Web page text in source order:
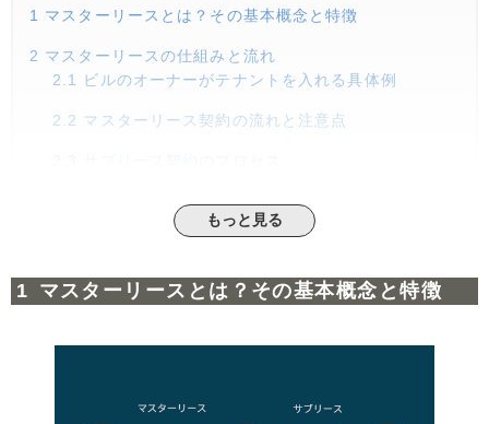
1 マスターリースとは？その基本概念と特徴
2 マスターリースの仕組みと流れ
2.1
ビルのオーナーがテナントを入れる具体例
2.2 マスターリース契約の流れと注意点
マスターリースの契約方法：賃貸保証型とパス・スルー
3.2 パス・スルー型の仕組みとリスク
もっと見る
マスターリースとは？その基本概念と特徴